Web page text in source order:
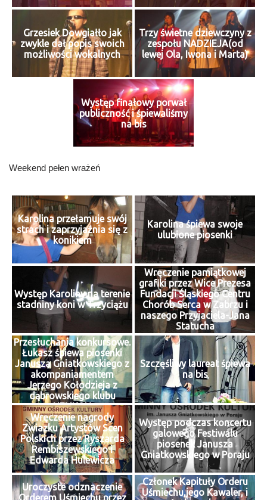
Grzesiek Dowgiałło jak
zwykle dał popis swoich
możliwości wokalnych
Trzy świetne dziewczyny z
zespołu NADZIEJA(od
lewej Ola, Iwona i Marta)
Występ finałowy porwał
publiczność i śpiewaliśmy
na bis
Weekend pełen wrażeń
Karolina przełamuje swój
strach i zaprzyjaźnia się z
konikiem
Karolina śpiewa swoje
ulubione piosenki
Występ Karoliny na terenie
stadniny koni w Trzyciążu
Wręczenie pamiątkowej
grafiki przez Wice Prezesa
Fundacji Śląskiego Centru
Chorób Serca w Zabrzu i
naszego Przyjaciela-Jana
Statucha
Przesłuchania konkursowe.
Łukasz śpiewa piosenki
Janusza Gniatkowskiego z
akompaniamentem
Jerzego Kołodzieja z
dąbrowskiego klubu
HELIKON
Szczęśliwy laureat śpiewa
na bis
Wręczenie nagrody
Zwiazku Artystów Scen
Polskich przez Ryszarda
Rembiszewskiego i
Edwarda Hulewicza
Występ podczas koncertu
galowego Festiwalu
piosenek Janusza
Gniatkowskiego w Poraju
Uroczyste odznaczenie
Członek Kapituły Orderu
Uśmiechu,jego Kawaler, i